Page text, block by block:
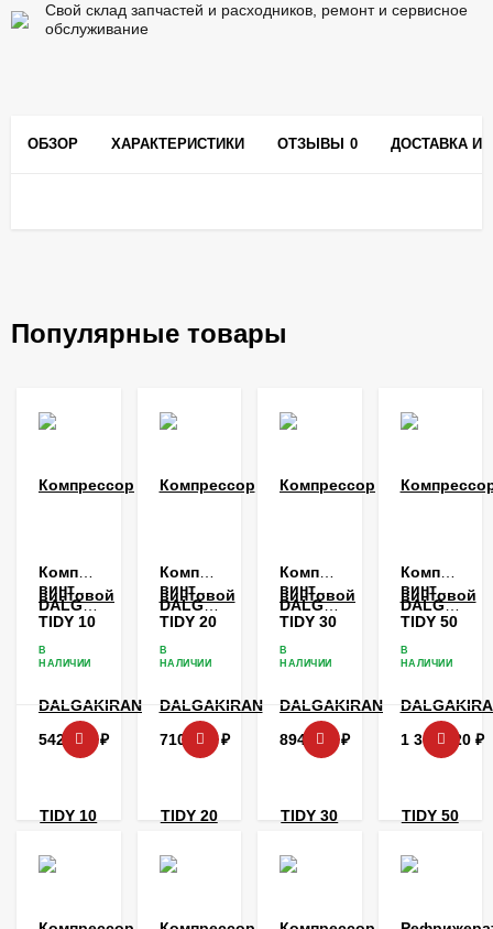
Свой склад запчастей и расходников, ремонт и сервисное
обслуживание
ОБЗОР ХАРАКТЕРИСТИКИ ОТЗЫВЫ 0 ДОСТАВКА И
Популярные товары
Компрессор
винтовой
DALGAKIRAN
TIDY 10
В
НАЛИЧИИ
542 424 ₽
Компрессор
винтовой
DALGAKIRAN
TIDY 20
В
НАЛИЧИИ
710 184 ₽
Компрессор
винтовой
DALGAKIRAN
TIDY 30
В
НАЛИЧИИ
894 720 ₽
винтовой
TIDY 50
В
НАЛИЧИИ
1 360 720 ₽